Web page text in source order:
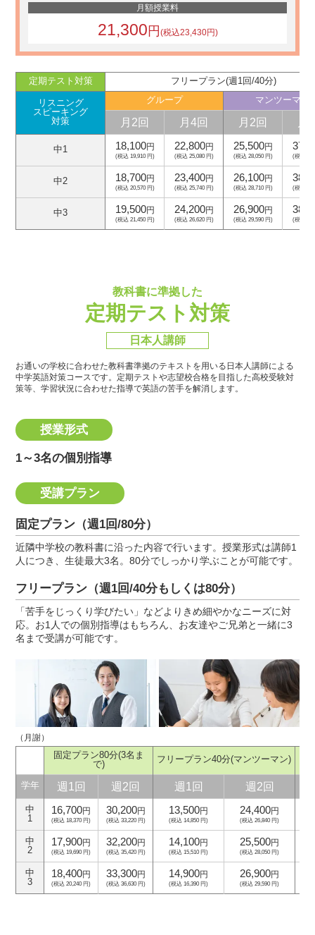
月額授業料
21,300円(税込23,430円)
定期テスト対策 フリープラン(週1回/40分)
リスニング
スピーキング
対策
グループ マンツーマン
月2回 月4回 月2回
中1 18,100円
(税込 19,910 円)
22,800円
(税込 25,080 円)
25,500円
(税込 28,050 円) (税込
中2 18,700円
(税込 20,570 円)
23,400円
(税込 25,740 円)
26,100円
(税込 28,710 円) (税込
中3 19,500円
(税込 21,450 円)
24,200円
(税込 26,620 円)
26,900円
(税込 29,590 円) (税込
教科書に準拠した
定期テスト対策
日本人講師
お通いの学校に合わせた教科書準拠のテキストを用いる日本人講師による
中学英語対策コースです。 定期テストや志望校合格を目指した高校受験対
策等、学習状況に合わせた指導で英語の苦手を解消します。
授業形式
1～3名の個別指導
受講プラン
固定プラン（週1回/80分）
近隣中学校の教科書に沿った内容で行います。授業形式は講師1
人につき、生徒最大3名。80分でしっかり学ぶことが可能です。
フリープラン（週1回/40分もしくは80分）
「苦手をじっくり学びたい」などよりきめ細やかなニーズに対
応。お1人での個別指導はもちろん、お友達やご兄弟と一緒に3
名まで受講が可能です。
（月謝）
固定プラン80分(3名ま
で)
フリープラン40分(マンツーマン)
学年 週1回 週2回 週1回 週2回
中
1
16,700円
(税込 18,370 円)
30,200円
(税込 33,220 円)
13,500円
(税込 14,850 円)
24,400円
(税込 26,840 円)
中
2
17,900円
(税込 19,690 円)
32,200円
(税込 35,420 円)
14,100円
(税込 15,510 円)
25,500円
(税込 28,050 円)
中
3
18,400円
(税込 20,240 円)
33,300円
(税込 36,630 円)
14,900円
(税込 16,390 円)
26,900円
(税込 29,590 円)